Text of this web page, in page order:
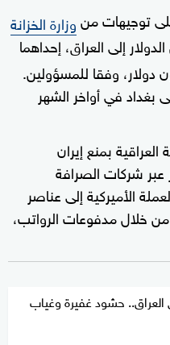
على توجيهات منوزارة الخزانة
إلى العراق، إحداهما
قيمتها بنحو 500 مليون دولار، وفقا للمسؤولين.
في أواخر الشهر
بمنع إيران
عبر شركات الصرافة
الأميركية إلى عناصر
من خلال مدفوعات الرواتب،
حشود غفيرة وغياب